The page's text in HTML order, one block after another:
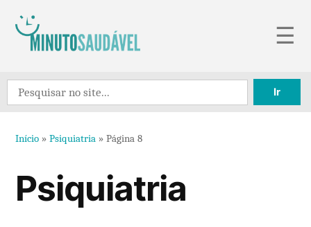
Pular
para
conteúdo
☰
Search
for:
Início » Psiquiatria » Página 8
Psiquiatria